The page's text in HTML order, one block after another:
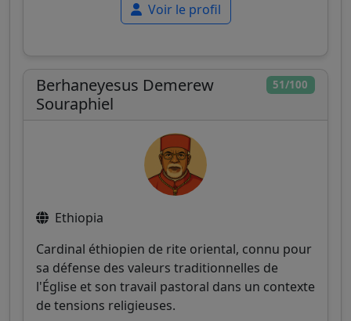
Voir le profil
51/100
Berhaneyesus Demerew
Souraphiel
Ethiopia
Cardinal éthiopien de rite oriental, connu pour
sa défense des valeurs traditionnelles de
l'Église et son travail pastoral dans un contexte
de tensions religieuses.